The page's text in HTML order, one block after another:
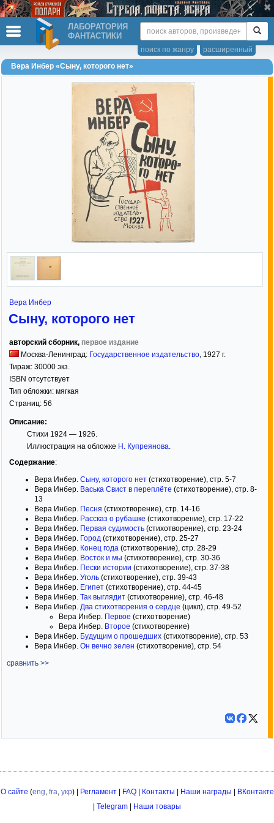
ЛАБОРАТОРИЯ
ФАНТАСТИКИ
расширенный
поиск по жанру
Вера Инбер «Сыну, которого нет»
Вера Инбер
Сыну, которого нет
авторский сборник, первое издание
Москва-Ленинград: Государственное издательство, 1927 г.
Тираж: 30000 экз.
ISBN отсутствует
Тип обложки: мягкая
Страниц: 56
Описание:
Стихи 1924 — 1926.
Иллюстрация на обложке Н. Купреянова.
Содержание:
Вера Инбер. Сыну, которого нет (стихотворение), стр. 5-7
Вера Инбер. Васька Свист в переплёте (стихотворение), стр. 8-
13
Вера Инбер. Песня (стихотворение), стр. 14-16
Вера Инбер. Рассказ о рубашке (стихотворение), стр. 17-22
Вера Инбер. Первая судимость (стихотворение), стр. 23-24
Вера Инбер. Город (стихотворение), стр. 25-27
Вера Инбер. Конец года (стихотворение), стр. 28-29
Вера Инбер. Восток и мы (стихотворение), стр. 30-36
Вера Инбер. Пески истории (стихотворение), стр. 37-38
Вера Инбер. Уголь (стихотворение), стр. 39-43
Вера Инбер. Египет (стихотворение), стр. 44-45
Вера Инбер. Так выглядит (стихотворение), стр. 46-48
Вера Инбер. Два стихотворения о сердце (цикл), стр. 49-52
Вера Инбер. Первое (стихотворение)
Вера Инбер. Второе (стихотворение)
Вера Инбер. Будущим о прошедших (стихотворение), стр. 53
Вера Инбер. Он вечно зелен (стихотворение), стр. 54
сравнить >>
О сайте (eng, fra, укр) | Регламент| FAQ| Контакты Наши награды
ВКонтакте
Telegram Наши товары